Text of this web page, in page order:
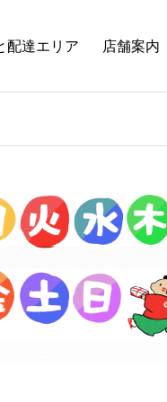
配達エリア 店舗案内